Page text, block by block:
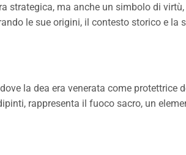
strategica, ma anche un simbolo di
le sue origini, il contesto storico e la
la dea era venerata come protettrice
rappresenta il fuoco sacro, un